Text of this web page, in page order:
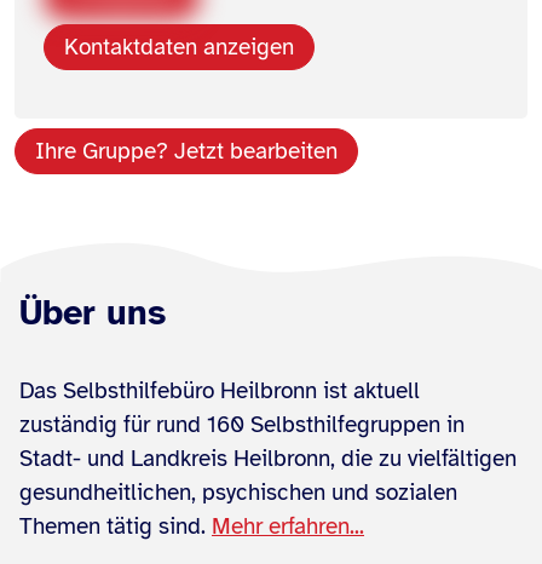
Kontaktdaten anzeigen
Ihre Gruppe? Jetzt bearbeiten
Über uns
Das Selbsthilfebüro Heilbronn ist aktuell
zuständig für rund 160 Selbsthilfegruppen in
Stadt- und Landkreis Heilbronn, die zu vielfältigen
gesundheitlichen, psychischen und sozialen
Themen tätig sind. Mehr erfahren...